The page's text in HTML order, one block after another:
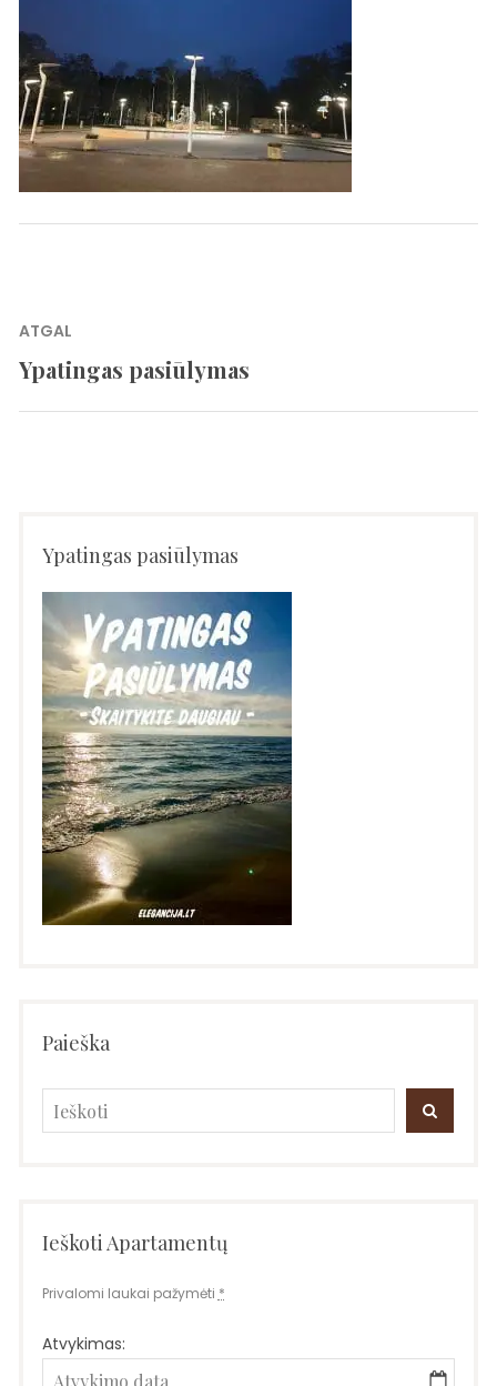
Navigacija
tarp
ATGAL
Previous
Ypatingas pasiūlymas
Ypatingas pasiūlymas
Paieška
Search
for:
SEARCH
Ieškoti Apartamentų
Privalomi laukai pažymėti *
Atvykimas: